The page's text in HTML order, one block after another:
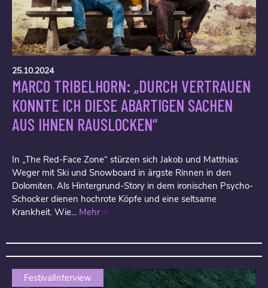
25.10.2024
MARCO TRIBELHORN: „DURCH VERTRAUEN
KONNTE ICH DIESE ABARTIGEN SACHEN
AUS IHNEN RAUSLOCKEN“
In „The Red-Face Zone“ stürzen sich Jakob und Matthias
Weger mit Ski und Snowboard in ärgste Rinnen in den
Dolomiten. Als Hintergrund-Story in dem ironischen Psycho-
Schocker dienen hochrote Köpfe und eine seltsame
Krankheit. Wie... Mehr
FestivalInterview